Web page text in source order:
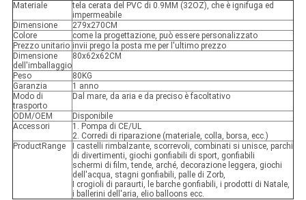
Materiale
tela cerata del PVC di 0.9MM (32OZ), che è ignifuga ed
impermeabile
Dimensione
279x270CM
Colore
come la progettazione, può essere personalizzato
Prezzo unitario invii prego la posta me per l'ultimo prezzo
Dimensione
dell'imballaggio
80x62x62CM
Peso
80KG
Garanzia
1 anno
Modo di
trasporto
Dal mare, da aria e da preciso è facoltativo
ODM/OEM
Disponibile
Accessori
1. Pompa di CE/UL
2. Corredi di riparazione (materiale, colla, borsa, ecc.)
ProductRange
I castelli rimbalzante, scorrevoli, combinati si unisce, parchi
di divertimenti, giochi gonfiabili di sport, gonfiabili
schermi di film, tende, arché, decorazione leggera, giochi
dell'acqua, stagni gonfiabili, palle di Zorb,
I crogioli di paraurti, le barche gonfiabili, i prodotti di Natale,
i ballerini dell'aria, elio balloons ecc.